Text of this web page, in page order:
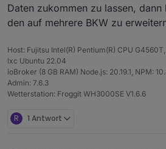
Daten zukommen zu lassen,
den auf mehrere BKW zu
Host: Fujitsu Intel(R) Pentium(R) CPU
lxc Ubuntu 22.04
ioBroker (8 GB RAM) Node.js: 20.19.1, NPM:
Admin: 7.6.3
Wetterstation: Froggit WH3000SE V1.6.6
R 1 Antwort